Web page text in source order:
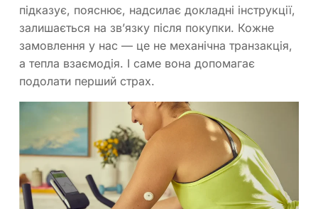
підказує, пояснює, надсилає докладні інструкції,
залишається на зв’язку після покупки. Кожне
замовлення у нас — це не механічна транзакція,
а тепла взаємодія. І саме вона допомагає
подолати перший страх.